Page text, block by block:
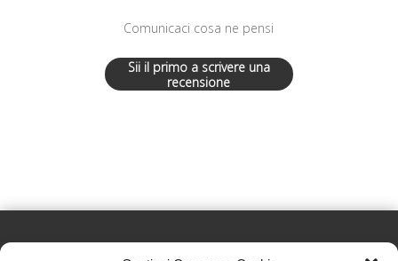
Comunicaci cosa ne pensi
Sii il primo a scrivere una
recensione